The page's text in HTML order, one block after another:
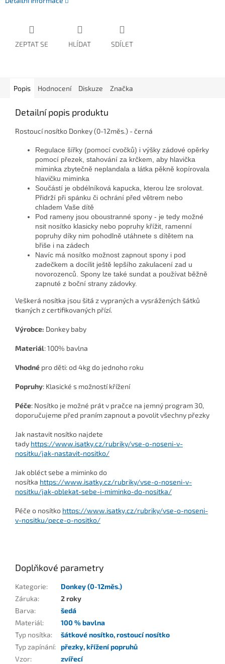
ZEPTAT SE HLÍDAT SDÍLET
Popis Hodnocení Diskuze Značka
Detailní popis produktu
Rostoucí nosítko Donkey (0-12měs.) - černá
Regulace šířky (pomocí cvočků) i výšky zádové opěrky
pomocí přezek, stahování za krčkem, aby hlavička
miminka zbytečně neplandala a látka pěkně kopírovala
hlavičku miminka
Součástí je obdélníková kapucka, kterou lze srolovat.
Přidrží při spánku či ochrání před větrem nebo
chladem Vaše dítě
Pod rameny jsou oboustranné spony - je tedy možné
nsit nosítko klasicky nebo popruhy křížit, ramenní
popruhy díky nim pohodlně utáhnete s dítětem na
břiše i na zádech
Navíc má nosítko možnost zapnout spony i pod
zadečkem a docílit ještě lepšího zakulacení zad u
novorozenců. Spony lze také sundat a používat běžně
zapnuté z boční strany zádovky.
Veškerá nosítka jsou šitá z vypraných a vysrážených šátků
tkaných z certifikovaných přízí.
Výrobce: Donkey baby
Materiál: 100% bavlna
Vhodné pro děti: od 4kg do jednoho roku
Popruhy: Klasické s možností křížení
Péče: Nosítko je možné prát v pračce na jemný program 30,
doporučujeme před praním zapnout a povolit všechny přezky
Jak nastavit nosítko najdete
tady https://www.isatky.cz/rubriky/vse-o-noseni-v-
nositku/jak-nastavit-nositko/
Jak obléct sebe a miminko do
nosítka https://www.isatky.cz/rubriky/vse-o-noseni-v-
nositku/jak-oblekat-sebe-i-miminko-do-nositka/
Péče o nosítko https://www.isatky.cz/rubriky/vse-o-noseni-
v-nositku/pece-o-nositko/
Doplňkové parametry
Kategorie:
Donkey (0-12měs.)
Záruka:
2 roky
Barva:
šedá
Materiál:
100 % bavlna
Typ nosítka: šátkové nosítko,rostoucí nosítko
Typ zapínání: přezky,křížení popruhů
Vzor: zvířecí